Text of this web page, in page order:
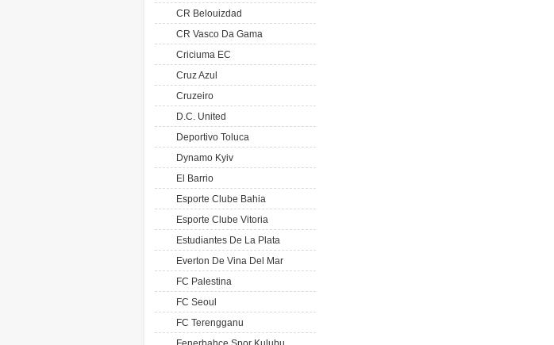
CR Belouizdad
CR Vasco Da Gama
Criciuma EC
Cruz Azul
Cruzeiro
D.C. United
Deportivo Toluca
Dynamo Kyiv
El Barrio
Esporte Clube Bahia
Esporte Clube Vitoria
Estudiantes De La Plata
Everton De Vina Del Mar
FC Palestina
FC Seoul
FC Terengganu